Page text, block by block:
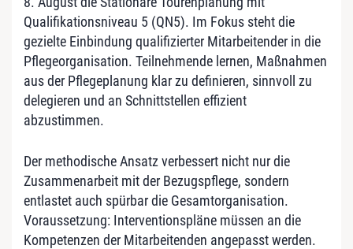
Qualifikationsniveau 5 (QN5). Im Fokus steht die
gezielte Einbindung qualifizierter Mitarbeitender in die
Pflegeorganisation. Teilnehmende lernen, Maßnahmen
aus der Pflegeplanung klar zu definieren, sinnvoll zu
delegieren und an Schnittstellen effizient
abzustimmen.
Der methodische Ansatz verbessert nicht nur die
Zusammenarbeit mit der Bezugspflege, sondern
entlastet auch spürbar die Gesamtorganisation.
Voraussetzung: Interventionspläne müssen an die
Kompetenzen der Mitarbeitenden angepasst werden.